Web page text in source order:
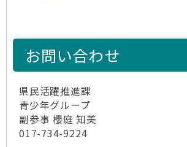
お問い合わせ
県民活躍推進課
青少年グループ
副参事 櫻庭 知美
017-734-9224